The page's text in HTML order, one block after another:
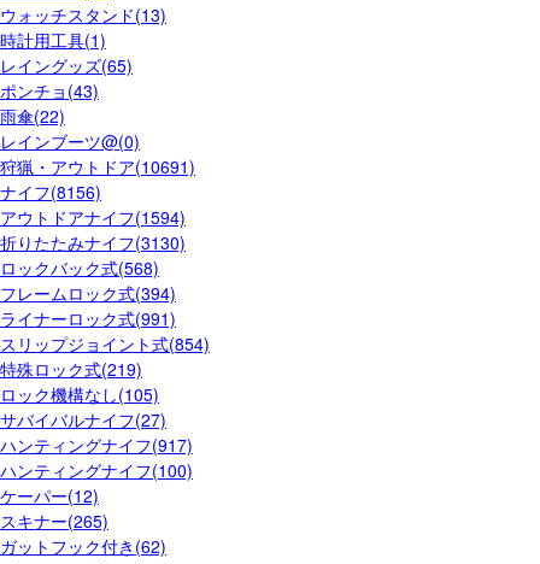
ウォッチスタンド(13)
時計用工具(1)
レイングッズ(65)
ポンチョ(43)
雨傘(22)
レインブーツ@(0)
狩猟・アウトドア(10691)
ナイフ(8156)
アウトドアナイフ(1594)
折りたたみナイフ(3130)
ロックバック式(568)
フレームロック式(394)
ライナーロック式(991)
スリップジョイント式(854)
特殊ロック式(219)
ロック機構なし(105)
サバイバルナイフ(27)
ハンティングナイフ(917)
ハンティングナイフ(100)
ケーパー(12)
スキナー(265)
ガットフック付き(62)